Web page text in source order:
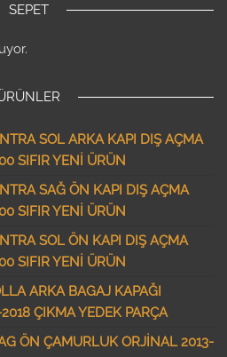
SEPET
SOL ARKA KAPI DIŞ AÇMA
SIFIR YENİ ÜRÜN
SAĞ ÖN KAPI DIŞ AÇMA
SIFIR YENİ ÜRÜN
SOL ÖN KAPI DIŞ AÇMA
SIFIR YENİ ÜRÜN
ARKA BAGAJ KAPAĞI
ÇIKMA YEDEK PARÇA
ÖN ÇAMURLUK ORJİNAL 2013-